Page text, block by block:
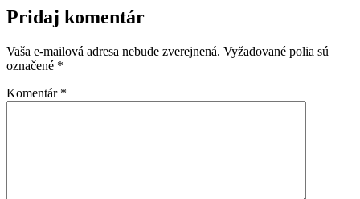
Pridaj komentár
Vaša e-mailová adresa nebude zverejnená. Vyžadované polia sú
označené *
Komentár *